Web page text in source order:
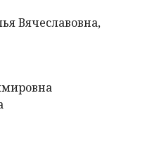
Вячеславовна,